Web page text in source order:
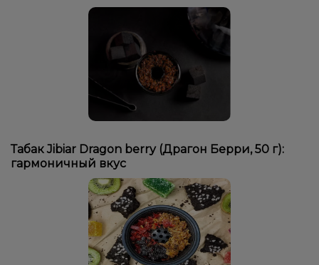
Дыня, Черника/Голубика Манго, Персик
Жвачка (мятная), Корица Апельсин, Кола Лайм
Грейпфрут Дыня, Лёд/Холодок
Банан, Клубника, Лёд/Холодок Апельсин, Кола, Лёд/Холодок
Лимон, Пирог/Кондитерка
Мороженое, Черника/Голубика
Малина, Персик, Черника/Голубика
Лёд/Холодок, Мандарин, Сливки/Крем, Фисташки
Ежевика, Малина Тирамису Ваниль, Кофе
Табак Jibiar Dragon berry (Драгон Берри, 50 г):
гармоничный вкус